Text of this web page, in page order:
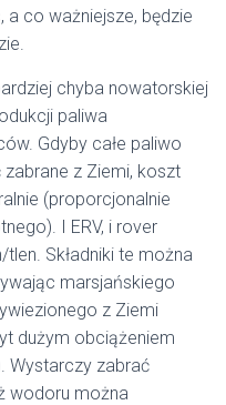
a co ważniejsze, będzie
chyba nowatorskiej
paliwa
Gdyby całe paliwo
z Ziemi, koszt
(proporcjonalnie
I ERV, i rover
Składniki te można
marsjańskiego
z Ziemi
dużym obciążeniem
Wystarczy zabrać
wodoru można